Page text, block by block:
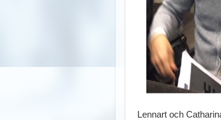
Lennart och